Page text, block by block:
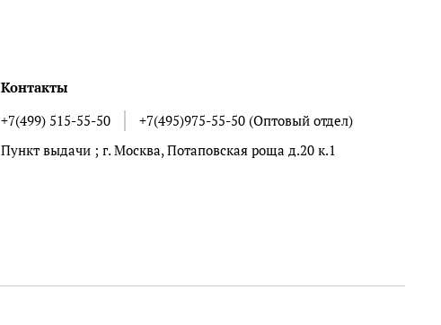
Контакты
+7(499) 515-55-50
+7(495)975-55-50 (Оптовый отдел)
Пункт выдачи ; г. Москва, Потаповская роща д.20 к.1